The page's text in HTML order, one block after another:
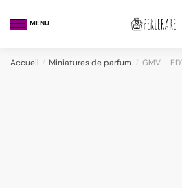
MENU
Accueil / Miniatures de parfum / GMV –